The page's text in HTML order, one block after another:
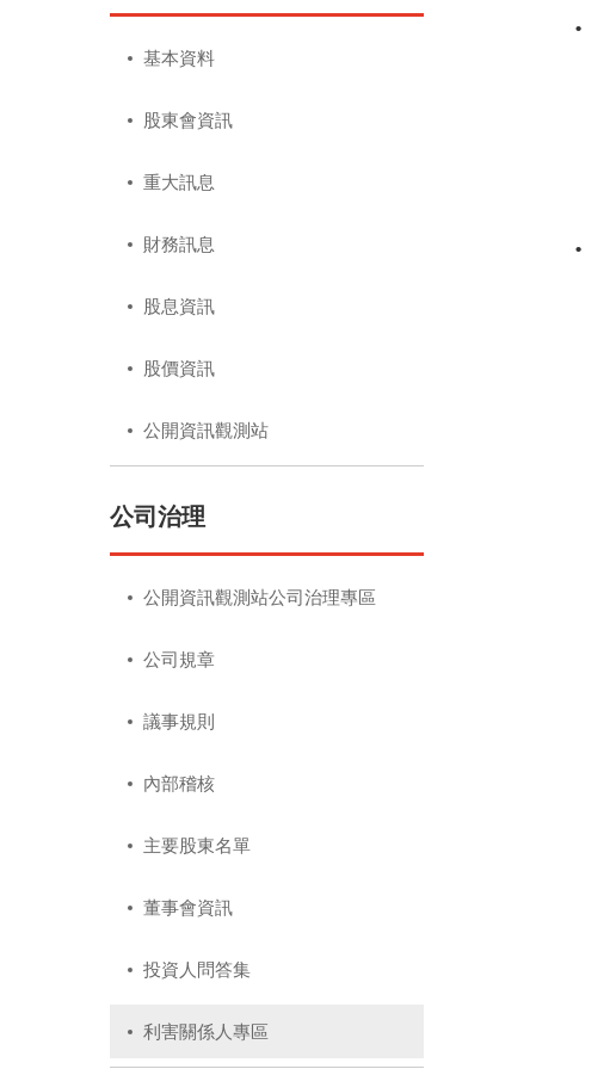
基本資料
股東會資訊
重大訊息
財務訊息
股息資訊
股價資訊
公開資訊觀測站
公司治理
公開資訊觀測站公司治理專區
公司規章
議事規則
內部稽核
主要股東名單
董事會資訊
投資人問答集
利害關係人專區